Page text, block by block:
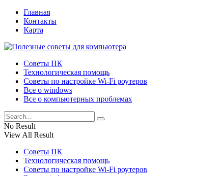
Главная
Контакты
Карта
Советы ПК
Технологическая помощь
Советы по настройке Wi-Fi роутеров
Все о windows
Все о компьютерных проблемах
No Result
View All Result
Советы ПК
Технологическая помощь
Советы по настройке Wi-Fi роутеров